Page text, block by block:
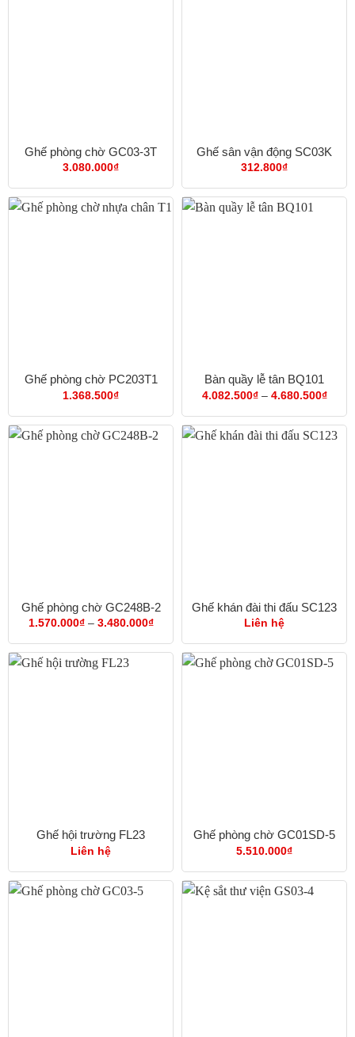
Ghế phòng chờ GC03-3T
3.080.000₫
Ghế sân vận động SC03K
312.800₫
Ghế phòng chờ PC203T1
1.368.500₫
Bàn quầy lễ tân BQ101
4.082.500₫ – 4.680.500₫
từ
đến
Ghế phòng chờ GC248B-2
1.570.000₫ – 3.480.000₫Khoảng
từ
1.570.000₫
Ghế khán đài thi đấu SC123
Liên hệ
Ghế hội trường FL23
Liên hệ
Ghế phòng chờ GC01SD-5
5.510.000₫